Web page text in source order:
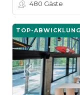
480 Gäste
TOP-ABWICKLUNG